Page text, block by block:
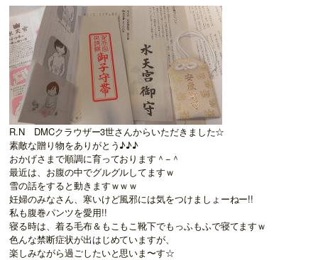
R.N DMCクラウザー3世さんからいただきました☆
素敵な贈り物をありがとう♪♪♪
おかげさまで順調に育っております＾−＾
最近は、お腹の中でグルグルしてますｗ
雪の話をすると動きますｗｗｗ
妊婦のみなさん、寒いけど風邪には気をつけましょーねー!!
私も腹巻パンツを愛用!!
寝る時は、着る毛布＆もこもこ靴下でもっふもふで寝てますｗ
色んな禁断症状が出はじめていますが、
楽しみながら過ごしたいと思いま〜す☆